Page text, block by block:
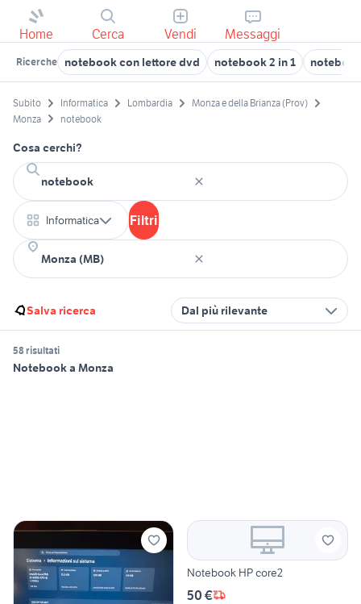
Home Cerca Vendi Messaggi
Ricerche notebook con lettore dvd notebook 2 in 1
Subito Informatica Lombardia
Monza e della Brianza (Prov)
Monza
notebook
Cosa cerchi?
Informatica Filtri
Salva ricerca Dal più rilevante
58 risultati
Notebook a Monza
Notebook HP core2
50 €